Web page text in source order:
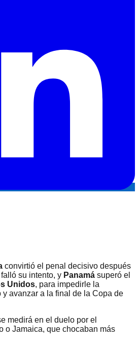
convirtió el penal decisivo después
su intento, y Panamá superó el
Unidos, para impedirle la
avanzar a la final de la Copa de
medirá en el duelo por el
o Jamaica, que chocaban más